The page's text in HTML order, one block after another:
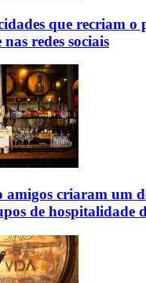
que recriam o
redes sociais
amigos criaram um
de hospitalidade